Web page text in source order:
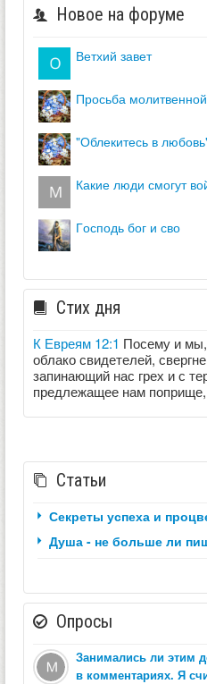
Новое на форуме
ветхий завет
просьба
"облекитесь в
какие люди смогут
господь бог и сво
Стих дня
К Евреям 12:1 Посему и мы,
облако свидетелей,
запинающий нас грех и с
предлежащее нам поприще,
Статьи
Секреты успеха и
Душа - не больше ли
Опросы
Занимались ли этим
в комментариях. Я